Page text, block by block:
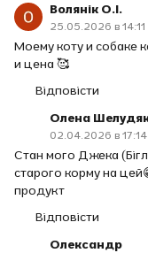
Волянік О.І.
25.05.2026 в 14:11
Моему коту и собаке
и цена 🥰
Відповісти
Олена
02.04.2026 в 17:14
Стан мого Джека
старого корму на
продукт
Відповісти
Олександр